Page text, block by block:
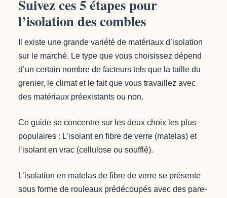
Suivez ces 5 étapes pour
l’isolation des combles
Il existe une grande variété de matériaux d’isolation
sur le marché. Le type que vous choisissez dépend
d’un certain nombre de facteurs tels que la taille du
grenier, le climat et le fait que vous travaillez avec
des matériaux préexistants ou non.
Ce guide se concentre sur les deux choix les plus
populaires : L’isolant en fibre de verre (matelas) et
l’isolant en vrac (cellulose ou soufflé).
L’isolation en matelas de fibre de verre se présente
sous forme de rouleaux prédécoupés avec des pare-